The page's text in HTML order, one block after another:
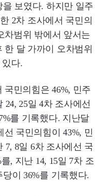
보였다. 하지만 일주
2차 조사에서 국민의
차범위 밖에서 앞서는
달 가까이 오차범위
있다.
국민의힘은 46%, 민주
24, 25일 4차 조사에선
를 기록했다. 지난달
선 국민의힘이 43%, 민
7, 8일 6차 조사에선 국
, 지난 14, 15일 7차 조
이 36%를 기록했다.